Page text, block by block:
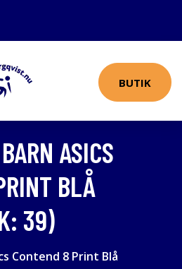
BUTIK
ASICS
BLÅ
39)
Contend 8 Print Blå